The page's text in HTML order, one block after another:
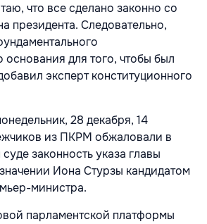
что все сделано законно со
президента. Следовательно,
основания для того, чтобы был
эксперт конституционного
28 декабря, 14
из ПКРМ обжаловали в
законность указа главы
Иона Стурзы кандидатом
министра.
парламентской платформы